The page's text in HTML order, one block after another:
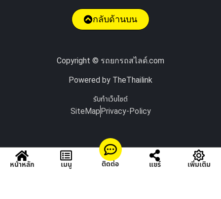
Copyright © รถยกรถสไลด์.com
Powered by TheThailink
รับทำเว็บไซต์
SiteMap Privacy-Policy
กลับด้านบน
หน้าหลัก เมนู ติดต่อ แชร์ เพิ่มเติม